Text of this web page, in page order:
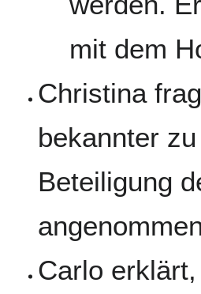
mit dem
Christina
bekannter
Beteiligung
Carlo